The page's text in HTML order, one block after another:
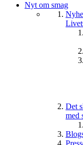
Nyt om smag
Det
med